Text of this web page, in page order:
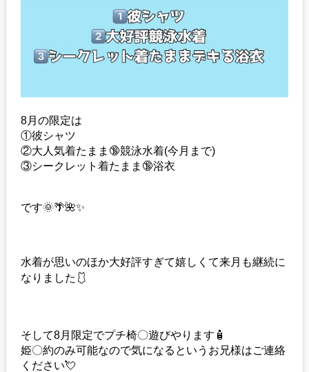
8月の限定は
①彼シャツ
②大人気着たまま🔞競泳水着(今月まで)
③シークレット着たまま🔞浴衣
です🌞🌴🌺✨
水着が思いのほか大好評すぎて嬉しくて来月も継続に
なりました🩱
そして8月限定でプチ椅〇遊びやります🧴
姫〇約のみ可能なので気になるというお兄様はご連絡
ください💘